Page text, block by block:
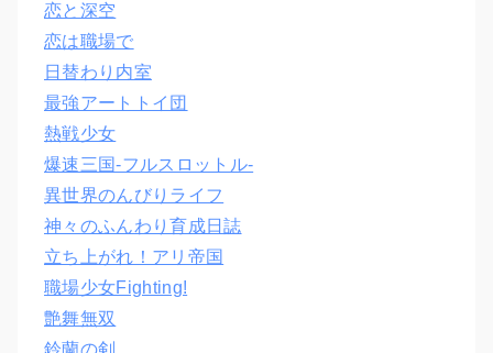
恋と深空
恋は職場で
日替わり内室
最強アートトイ団
熱戦少女
爆速三国‐フルスロットル‐
異世界のんびりライフ
神々のふんわり育成日誌
立ち上がれ！アリ帝国
職場少女Fighting!
艶舞無双